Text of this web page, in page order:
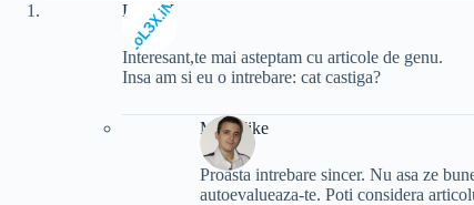
LoL3X
Interesant,te mai asteptam cu articole de genu.
Insa am si eu o intrebare: cat castiga?
MadMike
Proasta intrebare sincer. Nu asa ze
autoevalueaza-te. Poti considera